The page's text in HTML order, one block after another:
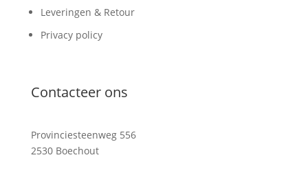
Leveringen & Retour
Privacy policy
Contacteer ons
Provinciesteenweg 556
2530 Boechout